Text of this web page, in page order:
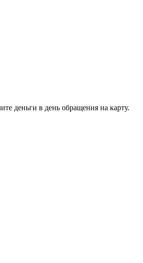
деньги в день обращения на карту.